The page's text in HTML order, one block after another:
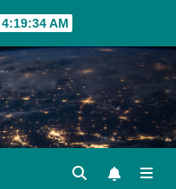
4:19:35 AM